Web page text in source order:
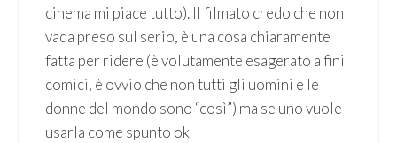
cinema mi piace tutto). Il filmato credo che non
vada preso sul serio, è una cosa chiaramente
fatta per ridere (è volutamente esagerato a fini
comici, è ovvio che non tutti gli uomini e le
donne del mondo sono “così”) ma se uno vuole
usarla come spunto ok